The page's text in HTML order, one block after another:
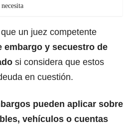
un juez competente
embargo y secuestro de
si considera que estos
en cuestión.
pueden aplicar sobre
vehículos o cuentas